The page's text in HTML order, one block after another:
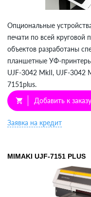
Опциональные
печати по всей круговой
объектов разработаны
планшетные УФ-
UJF-3042 MkII, UJF-3042
7151plus.
shopping_cart Добавить к заказу
Заявка на кредит
MIMAKI UJF-7151 PLUS